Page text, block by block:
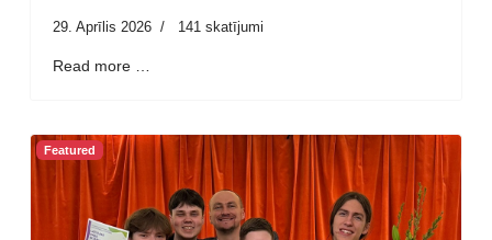
29. Aprīlis 2026 141 skatījumi
Read more …
Featured